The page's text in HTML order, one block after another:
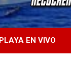
PLAYA EN VIVO